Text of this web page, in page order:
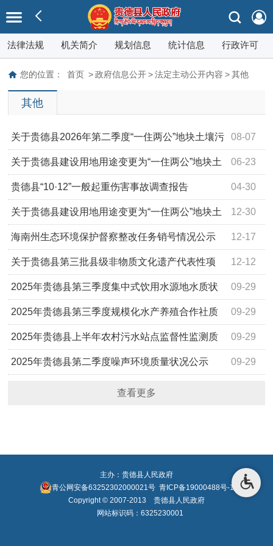
法律法规 机关简介 规划信息 统计信息 行政许可
您的位置： 首页 > 政府信息公开 > 法定主动公开内容 > 其他
其他
08-07
关于贵德县2026年第二季度“一住两公”地块土壤污
染状况简易调查结果的公示 06-23
关于贵德县建设用地用途变更为“一住两公”地块土
壤污染状况简易调查结果的公示 04-30
贵德县“10·12”一般起重伤害事故调查报告
12-30
关于贵德县建设用地用途变更为“一住两公”地块土
壤污染状况简易调查结果的公示 12-17
海南州生态环境保护督察整改任务销号情况公示
表 12-12
关于贵德县第三批县级非物质文化遗产代表性项
目入选名单的公示 09-29
2025年贵德县第三季度集中式饮用水源地水质状
况公示 09-29
2025年贵德县第三季度规模化水产养殖合作社质
量状况公示 09-29
2025年贵德县上半年农村污水站点监督性监测质
量状况公示 09-29
2025年贵德县第二季度噪声环境质量状况公示
查看更多
主办：贵德县人民政府
青公网安备63252302000021号 青ICP备19000488号-1
Copyright © 2007-2013 贵德县人民政府
网站标识码：6325230001